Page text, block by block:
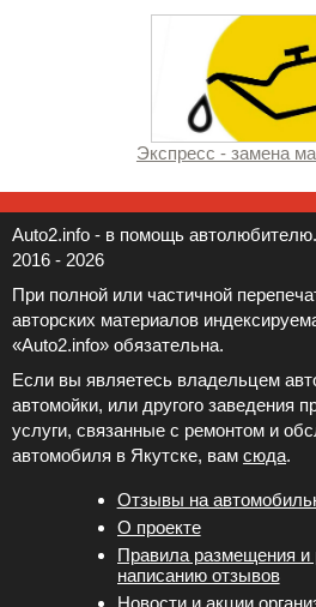
Экспресс - замена
Auto2.info - в помощь
2016 - 2026
При полной или частичной
авторских материалов
«Auto2.info» обязательна.
Если вы являетесь владельцем
автомойки, или другого заведения
услуги, связанные с ремонтом и
автомобиля в Якутске, вам сюда.
Отзывы на
Новости и акции